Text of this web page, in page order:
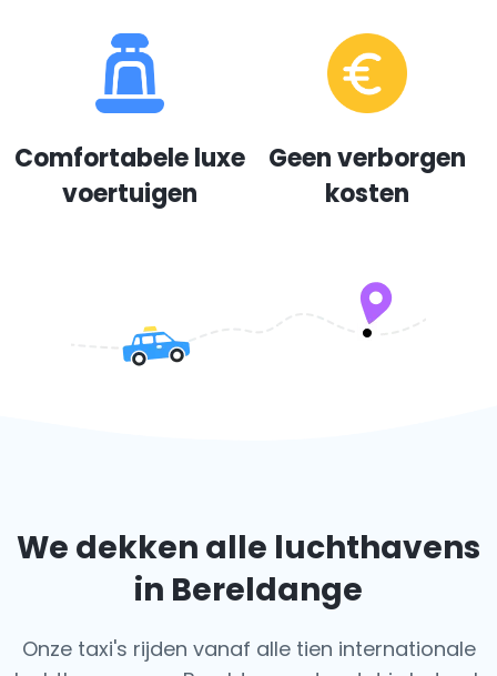
Comfortabele luxe
voertuigen
Geen verborgen
kosten
We dekken alle luchthavens
in Bereldange
Onze taxi's rijden vanaf alle tien internationale